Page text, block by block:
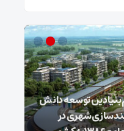
بنیادین توسعه دانش
شهری در